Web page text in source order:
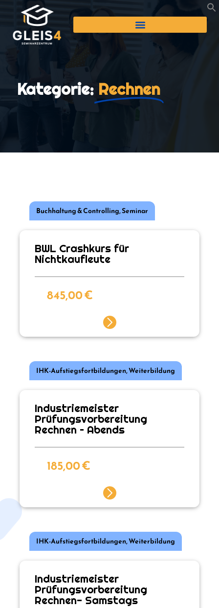
Kategorie: Rechnen
Buchhaltung & Controlling,Seminar
BWL Crashkurs für
Nichtkaufleute
845,00€
IHK-Aufstiegsfortbildungen,Weiterbildung
Industriemeister
Prüfungsvorbereitung
Rechnen – Abends
185,00€
IHK-Aufstiegsfortbildungen,Weiterbildung
Industriemeister
Prüfungsvorbereitung
Rechnen- Samstags